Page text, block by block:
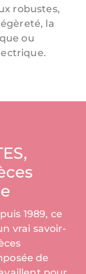
robustes,
la
ou
1989, ce
vrai savoir-
de